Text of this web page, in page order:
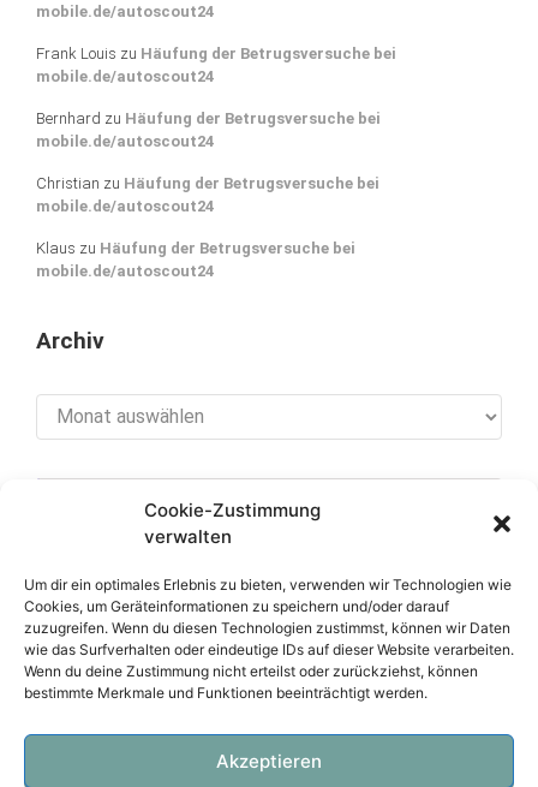
Cookie-Zustimmung
verwalten
Um dir ein optimales Erlebnis zu bieten, verwenden wir Technologien wie
Cookies, um Geräteinformationen zu speichern und/oder darauf
zuzugreifen. Wenn du diesen Technologien zustimmst, können wir Daten
wie das Surfverhalten oder eindeutige IDs auf dieser Website verarbeiten.
Wenn du deine Zustimmung nicht erteilst oder zurückziehst, können
bestimmte Merkmale und Funktionen beeinträchtigt werden.
Akzeptieren
mobile.de/autoscout24
Frank Louis zu Häufung der Betrugsversuche bei
mobile.de/autoscout24
Bernhard zu Häufung der Betrugsversuche bei
mobile.de/autoscout24
Christian zu Häufung der Betrugsversuche bei
mobile.de/autoscout24
Klaus zu Häufung der Betrugsversuche bei
mobile.de/autoscout24
Archiv
[cookies_revoke]
Über diese Seite
Datenschutzerklärung